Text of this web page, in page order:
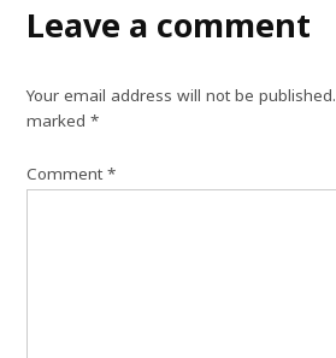
Leave a comment
Your email address will not be published.
marked*
Comment*